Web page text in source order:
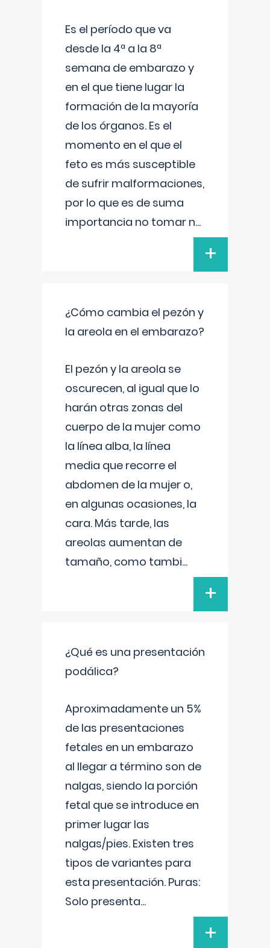
Es el período que va
desde la 4ª a la 8ª
semana de embarazo y
en el que tiene lugar la
formación de la mayoría
de los órganos. Es el
momento en el que el
feto es más susceptible
de sufrir malformaciones,
por lo que es de suma
importancia no tomar n...
+
¿Cómo cambia el pezón y
la areola en el embarazo?
El pezón y la areola se
oscurecen, al igual que lo
harán otras zonas del
cuerpo de la mujer como
la línea alba, la línea
media que recorre el
abdomen de la mujer o,
en algunas ocasiones, la
cara. Más tarde, las
areolas aumentan de
tamaño, como tambi...
+
¿Qué es una presentación
podálica?
Aproximadamente un 5%
de las presentaciones
fetales en un embarazo
al llegar a término son de
nalgas, siendo la porción
fetal que se introduce en
primer lugar las
nalgas/pies. Existen tres
tipos de variantes para
esta presentación. Puras:
Solo presenta...
+